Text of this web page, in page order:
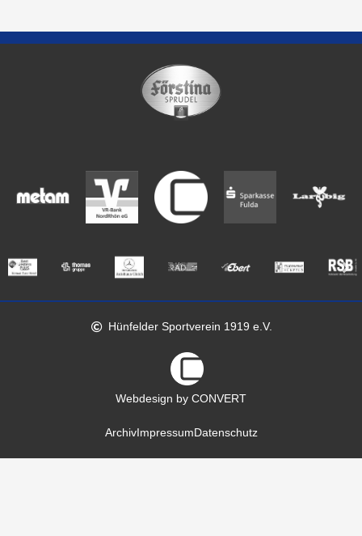
Hünfelder Sportverein 1919 e.V.
Webdesign by CONVERT
ArchivImpressumDatenschutz